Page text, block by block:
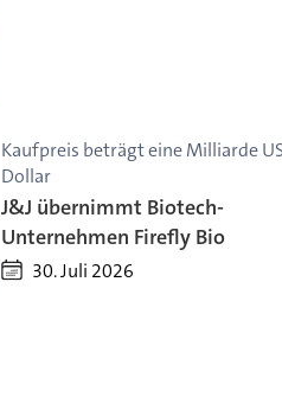
Kaufpreis beträgt eine Milliarde
Dollar
J&J übernimmt Biotech-
Unternehmen Firefly Bio
30. Juli 2026